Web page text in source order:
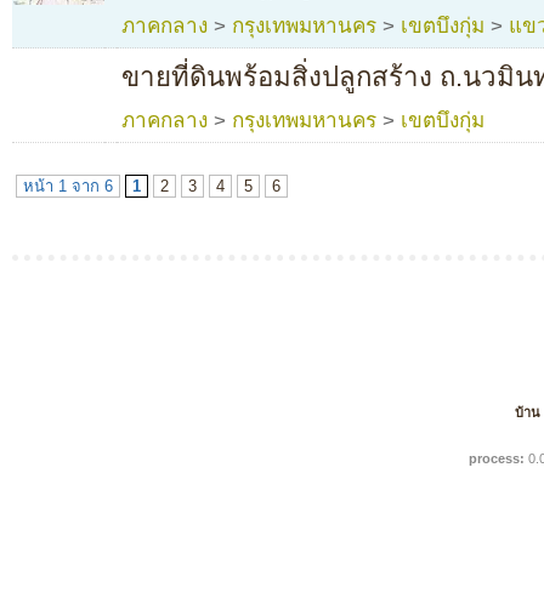
ภาคกลาง > กรุงเทพมหานคร > เขตบึงกุ่ม > แข
ขายที่ดินพร้อมสิ่งปลูกสร้าง ถ.นวมิน
ภาคกลาง > กรุงเทพมหานคร > เขตบึงกุ่ม
หน้า 1 จาก 6 1 2 3 4 5 6
บ้าน
process: